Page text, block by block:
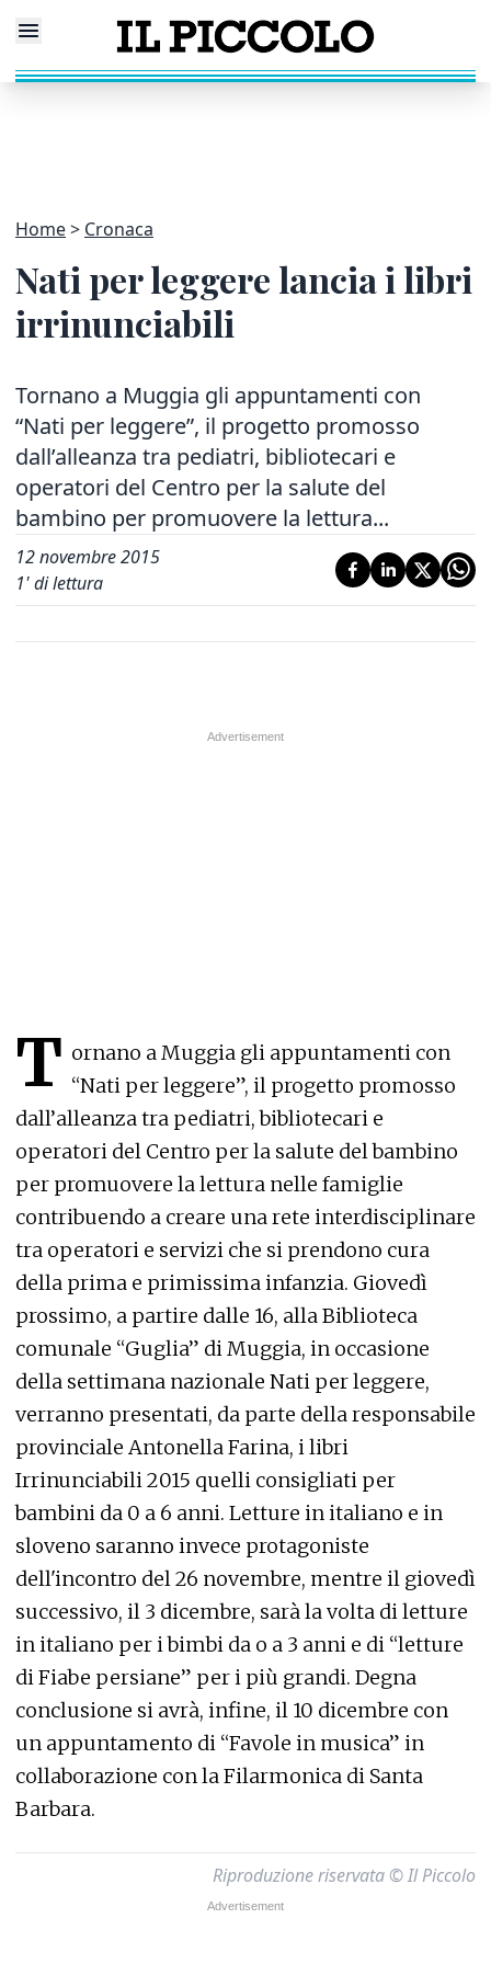
Home Cronaca
Nati per leggere lancia i libri
irrinunciabili
Tornano a Muggia gli appuntamenti con
“Nati per leggere”, il progetto promosso
dall’alleanza tra pediatri, bibliotecari e
operatori del Centro per la salute del
bambino per promuovere la lettura...
12 novembre 2015
1' di lettura
T ornano a Muggia gli appuntamenti con
“Nati per leggere”, il progetto promosso
dall’alleanza tra pediatri, bibliotecari e
operatori del Centro per la salute del bambino
per promuovere la lettura nelle famiglie
contribuendo a creare una rete interdisciplinare
tra operatori e servizi che si prendono cura
della prima e primissima infanzia. Giovedì
prossimo, a partire dalle 16, alla Biblioteca
comunale “Guglia” di Muggia, in occasione
della settimana nazionale Nati per leggere,
verranno presentati, da parte della responsabile
provinciale Antonella Farina, i libri
Irrinunciabili 2015 quelli consigliati per
bambini da 0 a 6 anni. Letture in italiano e in
sloveno saranno invece protagoniste
dell'incontro del 26 novembre, mentre il giovedì
successivo, il 3 dicembre, sarà la volta di letture
in italiano per i bimbi da o a 3 anni e di “letture
di Fiabe persiane” per i più grandi. Degna
conclusione si avrà, infine, il 10 dicembre con
un appuntamento di “Favole in musica” in
collaborazione con la Filarmonica di Santa
Barbara.
Riproduzione riservata © Il Piccolo